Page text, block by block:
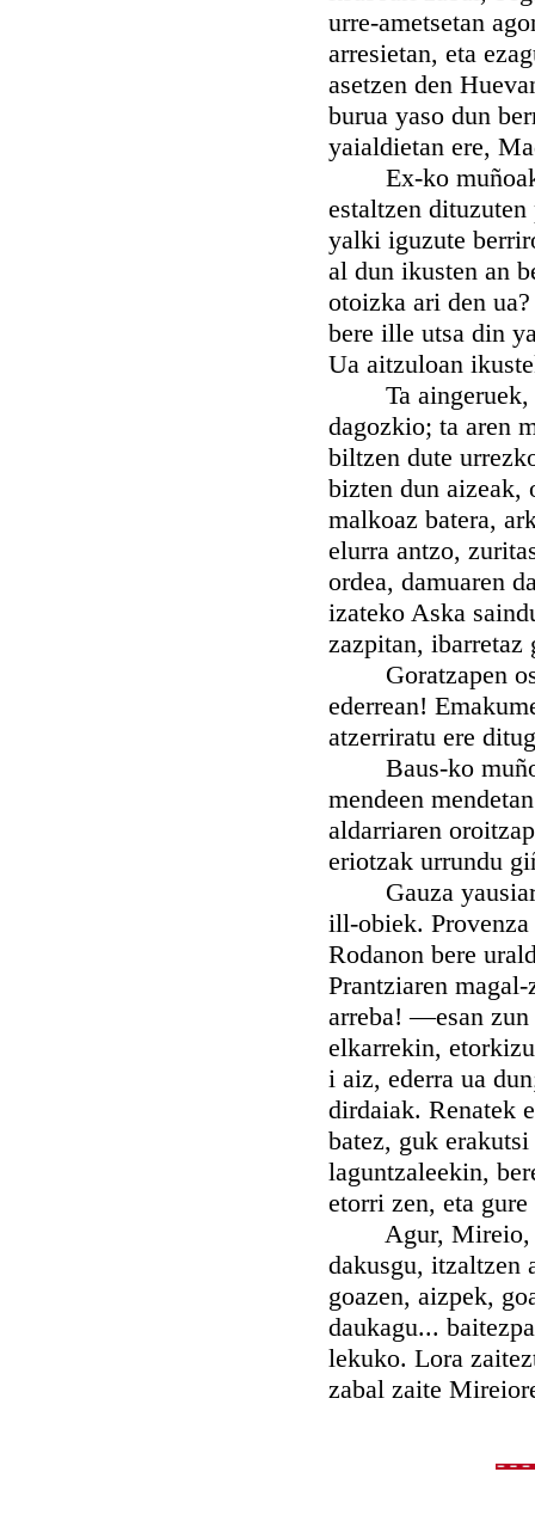
urre-ametsetan
arresietan, eta
asetzen den
burua yaso dun
yaialdietan ere,
Ex-ko muñoak,
estaltzen
yalki iguzute
al dun ikusten an
otoizka ari den
bere ille utsa din
Ua aitzuloan
Ta aingeruek,
dagozkio; ta aren
biltzen dute
bizten dun aizeak,
malkoaz batera,
elurra antzo,
ordea, damuaren
izateko Aska
zazpitan, ibarretaz
Goratzapen
ederrean!
atzerriratu ere
Baus-ko
mendeen
aldarriaren
eriotzak urrundu
Gauza
ill-obiek. Provenza
Rodanon bere
Prantziaren
arreba! —esan
elkarrekin,
i aiz, ederra ua
dirdaiak. Renatek
batez, guk
laguntzaleekin,
etorri zen, eta
Agur, Mireio,
dakusgu, itzaltzen
goazen, aizpek,
daukagu...
lekuko. Lora
zabal zaite